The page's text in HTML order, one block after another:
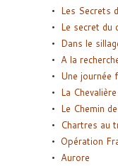
Les Secrets
Le secret du
Dans le
A la
Une journée
La
Le Chemin
Chartres au
Opération
Aurore